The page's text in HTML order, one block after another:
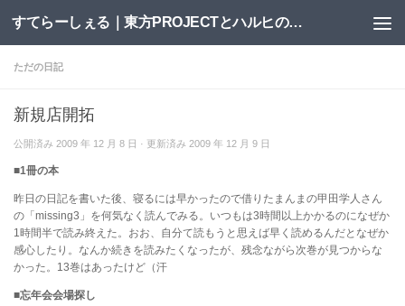
コンテンツへスキップ すてらーしぇる｜東方PROJECTとハルヒの二次創作サイト
ただの日記
新規店開拓
公開済み 2009 年 12 月 8 日 · 更新済み 2009 年 12 月 9 日
■1冊の本
昨日の日記を書いた後、寝るには早かったので借りたまんまの甲田学人さん
の「missing3」を何気なく読んでみる。いつもは3時間以上かかるのになぜか
1時間半で読み終えた。おお、自分て読もうと思えば早く読めるんだとなぜか
感心したり。なんか続きを読みたくなったが、残念ながら次巻が見つからな
かった。13巻はあったけど（汗
■忘年会会場探し